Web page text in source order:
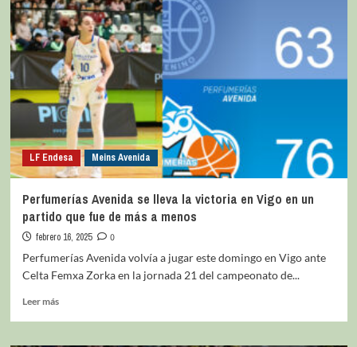
LF Endesa Meins Avenida
Perfumerías Avenida se lleva la victoria en Vigo en un
partido que fue de más a menos
febrero 16, 2025
0
Perfumerías Avenida volvía a jugar este domingo en Vigo ante
Celta Femxa Zorka en la jornada 21 del campeonato de...
Leer más